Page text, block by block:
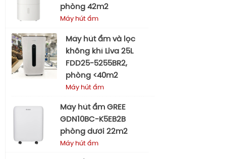
phòng 42m2
Máy hút ẩm
Máy hút ẩm và lọc
không khí Liva 25L
FDD25-5255BR2,
phòng <40m2
Máy hút ẩm
Máy hút ẩm GREE
GDN10BC-K5EB2B
phòng dưới 22m2
Máy hút ẩm